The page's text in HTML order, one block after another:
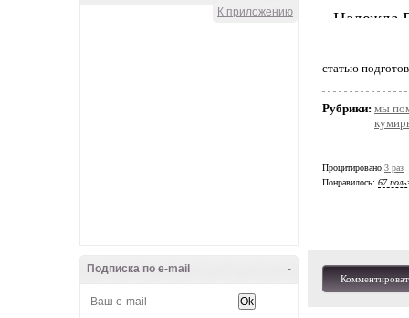
К приложению
-
Подписка по e-mail
Надежда
мышления,
В школе
статью
Рубрики: мы
Процитировано 3 раз
Понравилось: 67